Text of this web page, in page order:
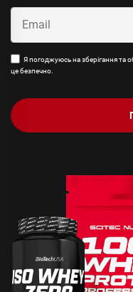
Я погоджуюсь на зберігання та
це безпечно.